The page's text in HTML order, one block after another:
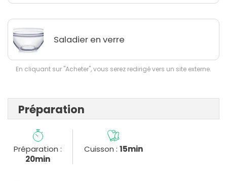
Saladier en verre
En cliquant sur "Acheter", vous serez redirigé vers un site externe.
Préparation
Préparation :
20min
Cuisson : 15min